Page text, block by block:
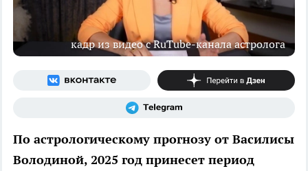
кадр из видео с RuTube-канала астролога
По астрологическому прогнозу от Василисы
Володиной, 2025 год принесет период